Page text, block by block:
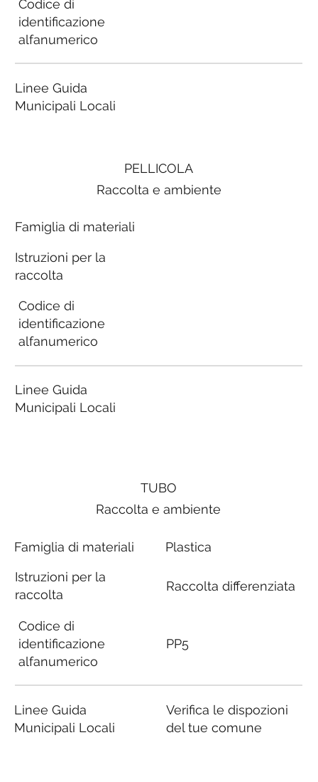
PELLICOLA
Raccolta e ambiente
Famiglia di materiali
Istruzioni per la
raccolta
Codice di
identificazione
alfanumerico
Linee Guida
Municipali Locali
Codice di
identificazione
alfanumerico
Linee Guida
Municipali Locali
TUBO
Raccolta e ambiente
Famiglia di materiali
Istruzioni per la
raccolta
Codice di
identificazione
alfanumerico
Linee Guida
Municipali Locali
Plastica
Raccolta differenziata
PP5
Verifica le dispozioni
del tue comune